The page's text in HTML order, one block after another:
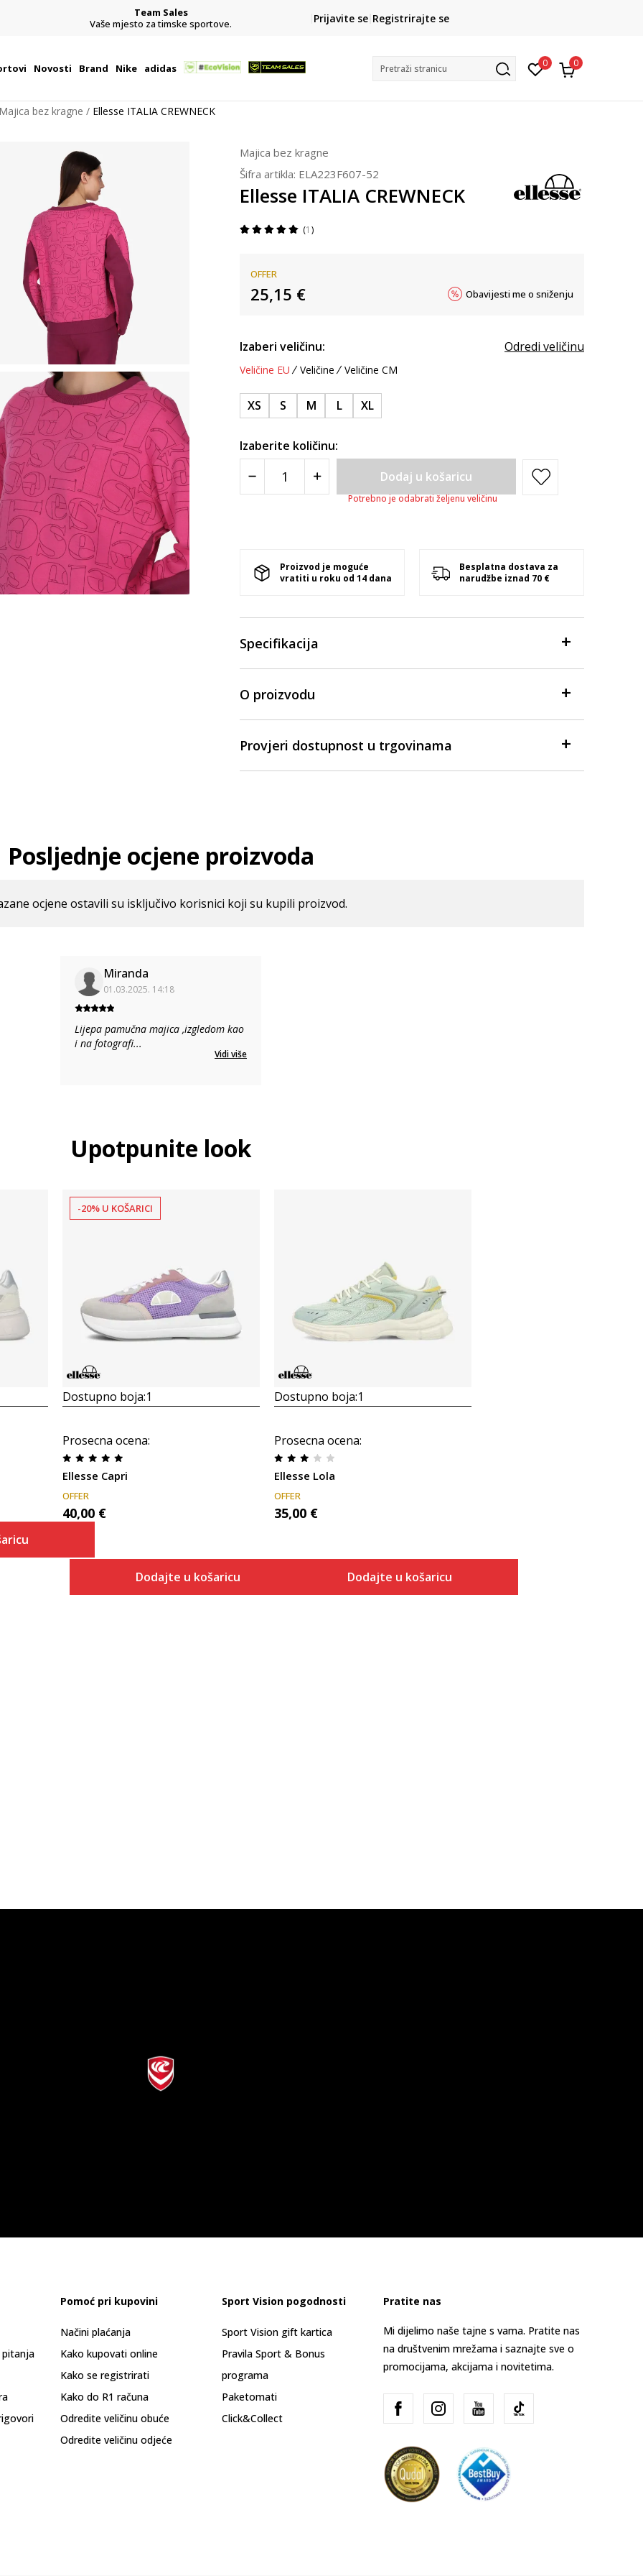
Team Sales
Vaše mjesto za timske sportove.
CLICK& COLLECT
besplatno preuzimanje u trgovini
Prijavite se Registrirajte se
Novosti Brand Nike adidas Pretraži stranicu 0 0
bez kragne Ellesse ITALIA CREWNECK
Majica bez kragne
Šifra artikla: ELA223F607-52
Ellesse ITALIA CREWNECK
1
OFFER
25,15 € Obavijesti me o sniženju
Izaberi veličinu: Odredi veličinu
Veličine EU Veličine Veličine CM
XS S M L XL
Izaberite količinu:
Dodaj u košaricu
Potrebno je odabrati željenu veličinu
Proizvod je moguće
vratiti u roku od 14 dana
Besplatna dostava za
narudžbe iznad 70 €
Specifikacija
O proizvodu
Provjeri dostupnost u trgovinama
Posljednje ocjene proizvoda
ocjene ostavili su isključivo korisnici koji su kupili proizvod.
Miranda
01.03.2025. 14:18
Lijepa pamučna majica ,izgledom kao
i na fotografi...
Vidi više
Upotpunite look
-20% U KOŠARICI
Dostupno boja:1
Prosecna ocena:
Ellesse Capri
OFFER
40,00 €
Dodajte u košaricu
Dostupno boja:1
Prosecna ocena:
Ellesse Lola
OFFER
35,00 €
Dodajte u košaricu
pitanja
Pomoć pri kupovini
Načini plaćanja
Kako kupovati online
Kako se registrirati
Kako do R1 računa
Odredite veličinu obuće
Odredite veličinu odjeće
Sport Vision pogodnosti
Sport Vision gift kartica
Pravila Sport & Bonus
programa
Paketomati
Click&Collect
Pratite nas
Mi dijelimo naše tajne s vama. Pratite nas
na društvenim mrežama i saznajte sve o
promocijama, akcijama i novitetima.